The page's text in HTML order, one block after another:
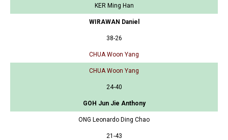
KER Ming Han
WIRAWAN Daniel
38-26
CHUA Woon Yang
CHUA Woon Yang
24-40
GOH Jun Jie Anthony
ONG Leonardo Ding Chao
21-43